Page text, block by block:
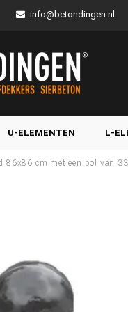
info@betondingen.nl
U-ELEMENTEN L-
86x86 cm met een bol van